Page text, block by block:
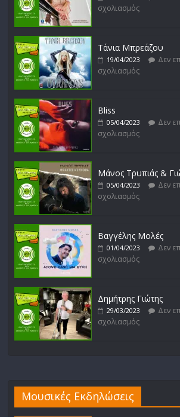
σχολιασμός
σχολιασμός
Τάνια Μπρεάζου
19/04/2023
Δεν
σχολιασμός
Bliss
05/04/2023
Δεν
σχολιασμός
Μάνος Τρυπιάς &
05/04/2023
Δεν
σχολιασμός
Βαγγέλης Μολές
01/04/2023
Δεν
σχολιασμός
Δημήτρης Γιώτης
29/03/2023
Δεν
σχολιασμός
Μουσικές Εκδηλώσεις